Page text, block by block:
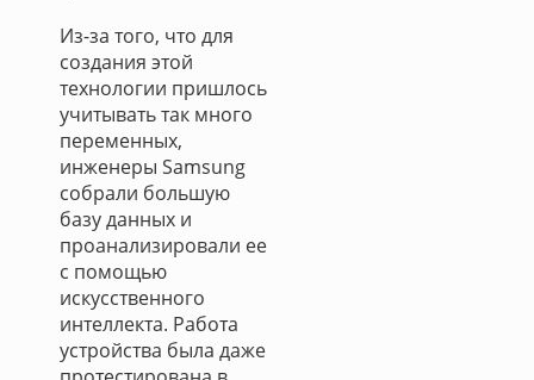
Из-за того, что для
создания этой
технологии пришлось
учитывать так много
переменных,
инженеры Samsung
собрали большую
базу данных и
проанализировали ее
с помощью
искусственного
интеллекта. Работа
устройства была даже